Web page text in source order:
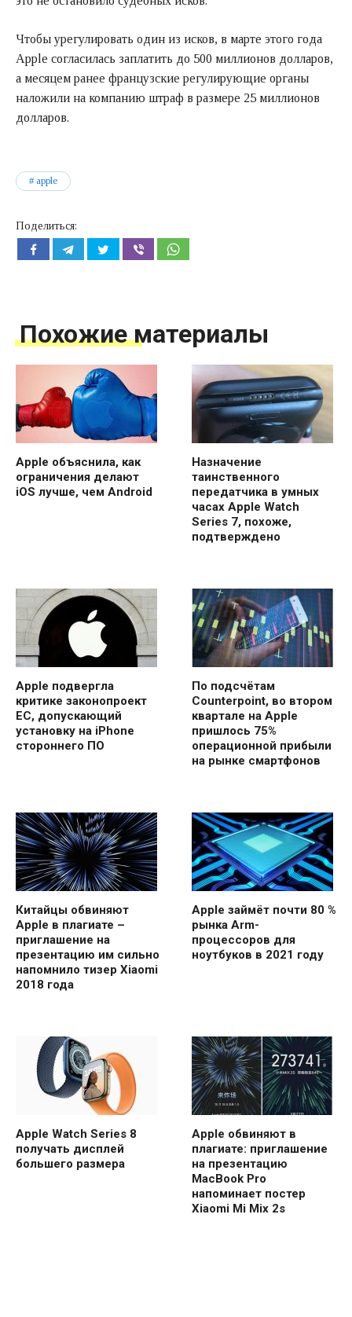
Чтобы урегулировать один из исков, в марте этого года
Apple согласилась заплатить до 500 миллионов долларов,
а месяцем ранее французские регулирующие органы
наложили на компанию штраф в размере 25 миллионов
долларов.
apple
Поделиться:
Похожие материалы
Apple объяснила, как
ограничения делают
iOS лучше, чем Android
Назначение
таинственного
передатчика в умных
часах Apple Watch
Series 7, похоже,
подтверждено
Apple подвергла
критике законопроект
ЕС, допускающий
установку на iPhone
стороннего ПО
По подсчётам
Counterpoint, во втором
квартале на Apple
пришлось 75%
операционной прибыли
на рынке смартфонов
Китайцы обвиняют
Apple в плагиате –
приглашение на
презентацию им сильно
напомнило тизер Xiaomi
2018 года
Apple займёт почти 80 %
рынка Arm-
процессоров для
ноутбуков в 2021 году
Apple Watch Series 8
получать дисплей
большего размера
Apple обвиняют в
плагиате: приглашение
на презентацию
MacBook Pro
напоминает постер
Xiaomi Mi Mix 2s